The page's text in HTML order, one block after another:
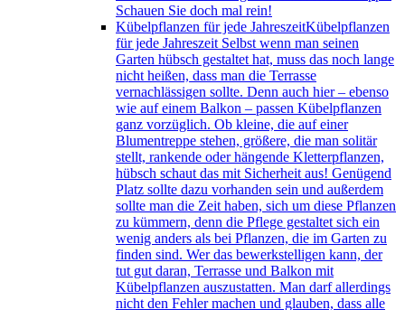
Schauen Sie doch mal rein!
Kübelpflanzen für jede JahreszeitKübelpflanzen
für jede Jahreszeit Selbst wenn man seinen
Garten hübsch gestaltet hat, muss das noch lange
nicht heißen, dass man die Terrasse
vernachlässigen sollte. Denn auch hier – ebenso
wie auf einem Balkon – passen Kübelpflanzen
ganz vorzüglich. Ob kleine, die auf einer
Blumentreppe stehen, größere, die man solitär
stellt, rankende oder hängende Kletterpflanzen,
hübsch schaut das mit Sicherheit aus! Genügend
Platz sollte dazu vorhanden sein und außerdem
sollte man die Zeit haben, sich um diese Pflanzen
zu kümmern, denn die Pflege gestaltet sich ein
wenig anders als bei Pflanzen, die im Garten zu
finden sind. Wer das bewerkstelligen kann, der
tut gut daran, Terrasse und Balkon mit
Kübelpflanzen auszustatten. Man darf allerdings
nicht den Fehler machen und glauben, dass alle